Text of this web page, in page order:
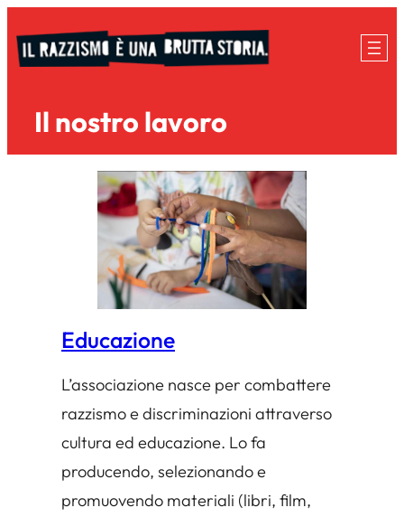
al
Il nostro lavoro
Educazione
L’associazione nasce per combattere
razzismo e discriminazioni attraverso
cultura ed educazione. Lo fa
producendo, selezionando e
promuovendo materiali (libri, film,